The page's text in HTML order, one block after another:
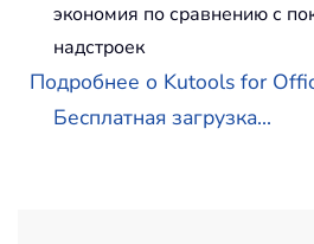
экономия по сравнению с
надстроек
Подробнее о Kutools for
Бесплатная загрузка...